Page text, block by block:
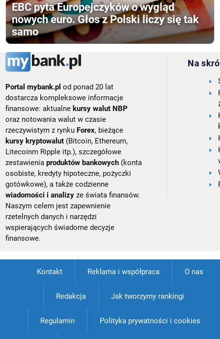
EBC pyta Europejczyków o wygląd
nowych euro. Głos z Polski liczy się tak
samo
Portal mybank.pl od ponad 20 lat
dostarcza kompleksowe informacje
finansowe: aktualne kursy walut NBP
oraz notowania walut w czasie
rzeczywistym z rynku Forex, bieżące
kursy kryptowalut (Bitcoin, Ethereum,
Litecoinm Ripple itp.), szczegółowe
zestawieniaproduktów bankowych (konta
osobiste, kredyty hipoteczne, pożyczki
gotówkowe), a także codzienne
wiadomości i analizy ze świata finansów.
Naszym celem jest zapewnienie
rzetelnych danych i narzędzi
wspierających świadome decyzje
finansowe.
Na
Kontakt Reklama i współpraca O nas
Redakcja Jak tworzymy rankingi
Regulamin Polityka prywatności i cookies